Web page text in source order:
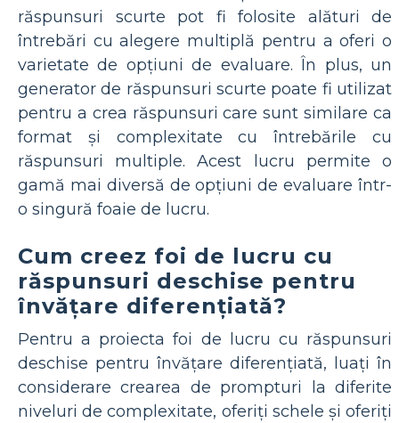
răspunsuri scurte pot fi folosite alături de
întrebări cu alegere multiplă pentru a oferi o
varietate de opțiuni de evaluare. În plus, un
generator de răspunsuri scurte poate fi utilizat
pentru a crea răspunsuri care sunt similare ca
format și complexitate cu întrebările cu
răspunsuri multiple. Acest lucru permite o
gamă mai diversă de opțiuni de evaluare într-
o singură foaie de lucru.
Cum creez foi de lucru cu
răspunsuri deschise pentru
învățare diferențiată?
Pentru a proiecta foi de lucru cu răspunsuri
deschise pentru învățare diferențiată, luați în
considerare crearea de prompturi la diferite
niveluri de complexitate, oferiți schele și oferiți